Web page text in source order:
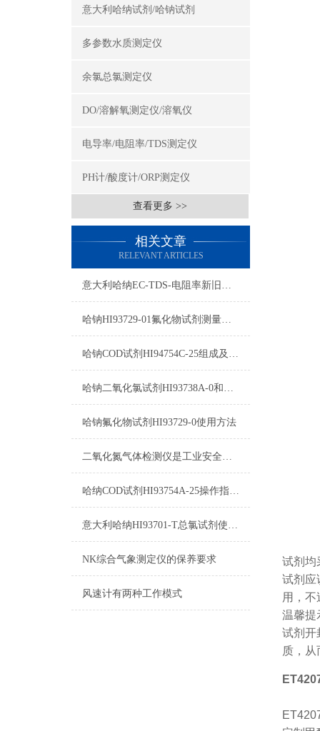
意大利哈纳试剂/哈钠试剂
多参数水质测定仪
余氯总氯测定仪
DO/溶解氧测定仪/溶氧仪
电导率/电阻率/TDS测定仪
PH计/酸度计/ORP测定仪
查看更多 >>
相关文章
RELEVANT ARTICLES
意大利哈纳EC-TDS-电阻率新旧型号对照表2015
哈钠HI93729-01氟化物试剂测量原理/量程/操作方法
哈钠COD试剂HI94754C-25组成及测量范围
哈钠二氧化氯试剂HI93738A-0和HI93738B-0使用方法
哈钠氟化物试剂HI93729-0使用方法
二氧化氮气体检测仪是工业安全生产中*的防护设备
哈纳COD试剂HI93754A-25操作指南及测量标准
意大利哈纳HI93701-T总氯试剂使用说明及详细参数
NK综合气象测定仪的保养要求
风速计有两种工作模式
试剂均
试剂应
用，
温馨提
试剂开
质，